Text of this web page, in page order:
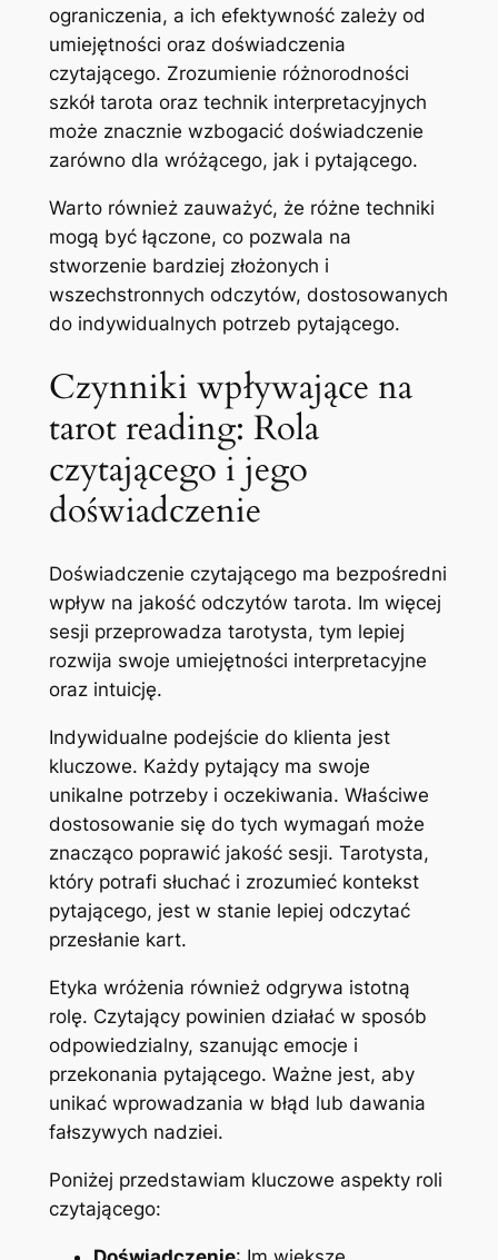
ograniczenia, a ich efektywność zależy od
umiejętności oraz doświadczenia
czytającego. Zrozumienie różnorodności
szkół tarota oraz technik interpretacyjnych
może znacznie wzbogacić doświadczenie
zarówno dla wróżącego, jak i pytającego.
Warto również zauważyć, że różne techniki
mogą być łączone, co pozwala na
stworzenie bardziej złożonych i
wszechstronnych odczytów, dostosowanych
do indywidualnych potrzeb pytającego.
Czynniki wpływające na
tarot reading: Rola
czytającego i jego
doświadczenie
Doświadczenie czytającego ma bezpośredni
wpływ na jakość odczytów tarota. Im więcej
sesji przeprowadza tarotysta, tym lepiej
rozwija swoje umiejętności interpretacyjne
oraz intuicję.
Indywidualne podejście do klienta jest
kluczowe. Każdy pytający ma swoje
unikalne potrzeby i oczekiwania. Właściwe
dostosowanie się do tych wymagań może
znacząco poprawić jakość sesji. Tarotysta,
który potrafi słuchać i zrozumieć kontekst
pytającego, jest w stanie lepiej odczytać
przesłanie kart.
Etyka wróżenia również odgrywa istotną
rolę. Czytający powinien działać w sposób
odpowiedzialny, szanując emocje i
przekonania pytającego. Ważne jest, aby
unikać wprowadzania w błąd lub dawania
fałszywych nadziei.
Poniżej przedstawiam kluczowe aspekty roli
czytającego: